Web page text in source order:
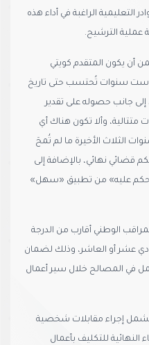
التعليمية الراغبة في أداء هذه
عملية الترشيح.
أن يكون المتقدم كويتي
ست سنوات تُحتسب حتى تاريخ
إلى جانب حصوله على تقدير
متتالية، وألا تكون هناك أي
الثلاث الأخيرة ما لم تُمحَ
قضائي نهائي، بالإضافة إلى
حكم عليه» من تطبيق «سهل»
الوطني أقارب من الدرجة
عشر أو العاشر، وذلك لضمان
في المصالح خلال سير أعمال
ستشمل إجراء مقابلات شخصية
للتكليف بأعمال